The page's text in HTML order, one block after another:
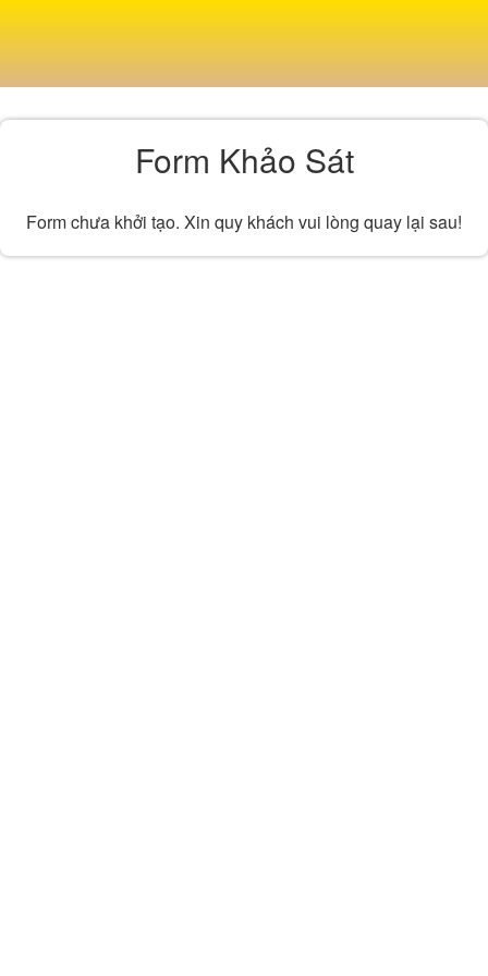
Form Khảo Sát
Form chưa khởi tạo. Xin quy khách vui lòng quay lại sau!